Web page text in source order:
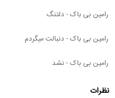
رامین بی باک - دلتنگ
رامین بی باک - دنبالت میگردم
رامین بی باک - نشد
نظرات